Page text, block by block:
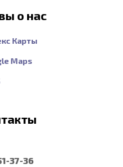
о нас
Карты
Maps
37-36